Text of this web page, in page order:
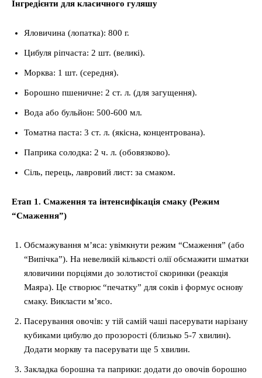
Інгредієнти для класичного гуляшу
Яловичина (лопатка): 800 г.
Цибуля ріпчаста: 2 шт. (великі).
Морква: 1 шт. (середня).
Борошно пшеничне: 2 ст. л. (для загущення).
Вода або бульйон: 500-600 мл.
Томатна паста: 3 ст. л. (якісна, концентрована).
Паприка солодка: 2 ч. л. (обовязково).
Сіль, перець, лавровий лист: за смаком.
Етап 1. Смаження та інтенсифікація смаку (Режим
“Смаження”)
Обсмажування м’яса: увімкнути режим “Смаження” (або
“Випічка”). На невеликій кількості олії обсмажити шматки
яловичини порціями до золотистої скоринки (реакція
Маяра). Це створює “печатку” для соків і формує основу
смаку. Викласти м’ясо.
Пасерування овочів: у тій самій чаші пасерувати нарізану
кубиками цибулю до прозорості (близько 5-7 хвилин).
Додати моркву та пасерувати ще 5 хвилин.
Закладка борошна та паприки: додати до овочів борошно